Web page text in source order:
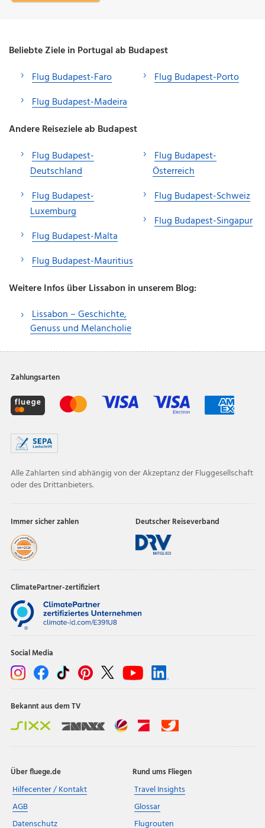
Beliebte Ziele in Portugal ab Budapest
Flug Budapest-Faro
Flug Budapest-Madeira
Flug Budapest-Porto
Andere Reiseziele ab Budapest
Flug Budapest-
Deutschland
Flug Budapest-
Luxemburg
Flug Budapest-Malta
Flug Budapest-Mauritius
Flug Budapest-
Österreich
Flug Budapest-Schweiz
Flug Budapest-Singapur
Weitere Infos über Lissabon in unserem Blog:
Lissabon – Geschichte,
Genuss und Melancholie